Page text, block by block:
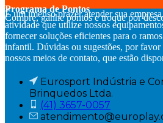
Programa de Pontos
Compre, ganhe pontos e troque por
É um imenso prazer atender sua
atividade que utilize nossos
fornecer soluções eficientes para o
infantil. Dúvidas ou sugestões, por
nossos meios de contato, que estão
Eurosport Indústria e
Brinquedos Ltda.
(41) 3657-0057